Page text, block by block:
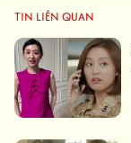
TIN LIÊN QUAN